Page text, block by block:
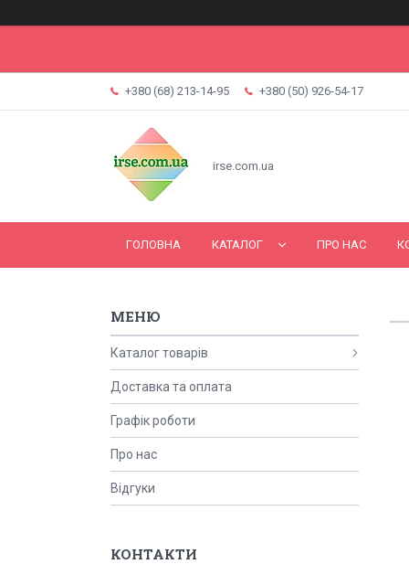
+380 (68) 213-14-95 +380 (50) 926-54-17
irse.com.ua
ГОЛОВНА КАТАЛОГ ПРО НАС
Каталог товарів
Доставка та оплата
Графік роботи
Про нас
Відгуки
КОНТАКТИ